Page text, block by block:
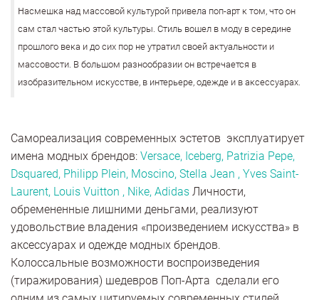
насмешка над массовой культурой привела поп-арт к том, что он
сам стал частью этой культуры. Стиль вошел в моду в середине
прошлого века и до сих пор не утратил своей актуальности и
массовости. В большом разнообразии он встречается в
изобразительном искусстве, в интерьере, одежде и в аксессуарах.
Самореализация современных эстетов эксплуатирует
имена модных брендов: Versace, Iceberg, Patrizia Pepe,
Dsquared, Philipp Plein, Moscino, Stella Jean , Yves Saint-
Laurent, Louis Vuitton , Nike, Adidas Личности,
обремененные лишними деньгами, реализуют
удовольствие владения «произведением искусства» в
аксессуарах и одежде модных брендов.
Колоссальные возможности воспроизведения
(тиражирования) шедевров Поп-Арта сделали его